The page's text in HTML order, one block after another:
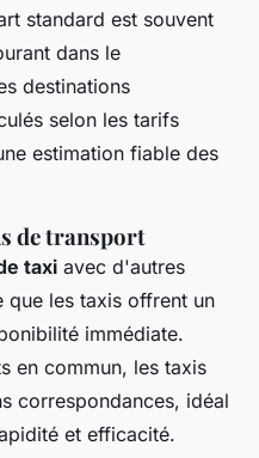
standard est souvent
dans le
destinations
selon les tarifs
estimation fiable des
de transport
taxi avec d'autres
que les taxis offrent un
immédiate.
en commun, les taxis
correspondances, idéal
et efficacité.